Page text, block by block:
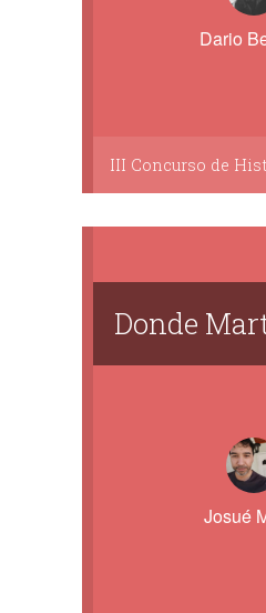
Dario
III Concurso de
Donde
Josué